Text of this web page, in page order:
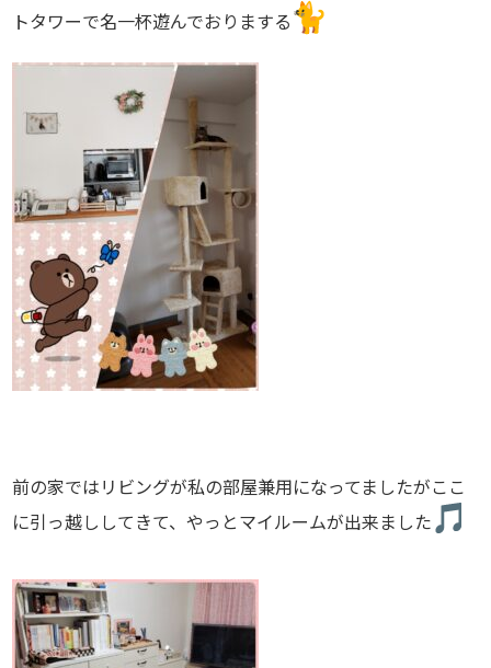
トタワーで名一杯遊んでおりまする
前の家ではリビングが私の部屋兼用になってましたがここ
に引っ越ししてきて、やっとマイルームが出来ました